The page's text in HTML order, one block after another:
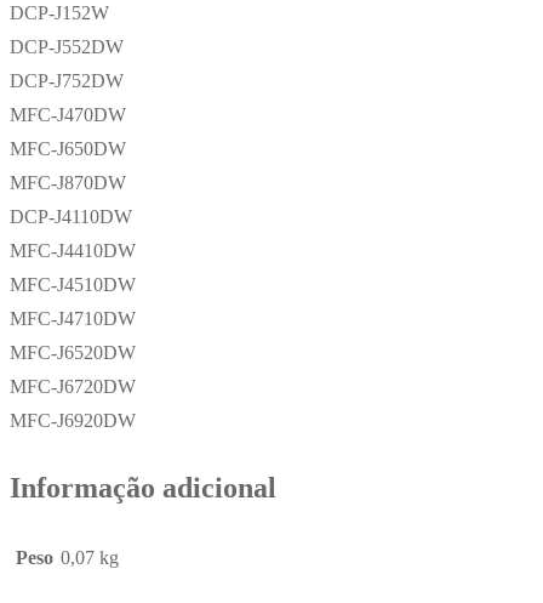
DCP-J152W
DCP-J552DW
DCP-J752DW
MFC-J470DW
MFC-J650DW
MFC-J870DW
DCP-J4110DW
MFC-J4410DW
MFC-J4510DW
MFC-J4710DW
MFC-J6520DW
MFC-J6720DW
MFC-J6920DW
Informação adicional
Peso 0,07 kg